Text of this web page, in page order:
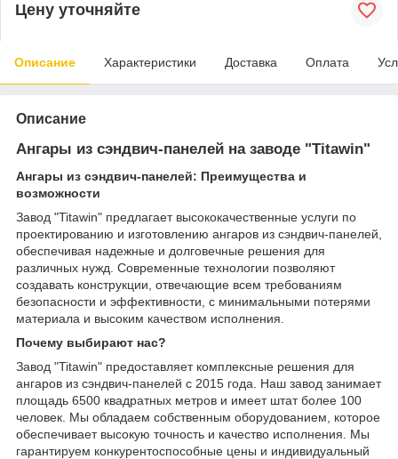
Цену уточняйте
Описание Характеристики Доставка Оплата
Описание
Ангары из сэндвич-панелей на заводе "Titawin"
Ангары из сэндвич-панелей: Преимущества и
возможности
Завод "Titawin" предлагает высококачественные услуги по
проектированию и изготовлению ангаров из сэндвич-панелей,
обеспечивая надежные и долговечные решения для
различных нужд. Современные технологии позволяют
создавать конструкции, отвечающие всем требованиям
безопасности и эффективности, с минимальными потерями
материала и высоким качеством исполнения.
Почему выбирают нас?
Завод "Titawin" предоставляет комплексные решения для
ангаров из сэндвич-панелей с 2015 года. Наш завод занимает
площадь 6500 квадратных метров и имеет штат более 100
человек. Мы обладаем собственным оборудованием, которое
обеспечивает высокую точность и качество исполнения. Мы
гарантируем конкурентоспособные цены и индивидуальный